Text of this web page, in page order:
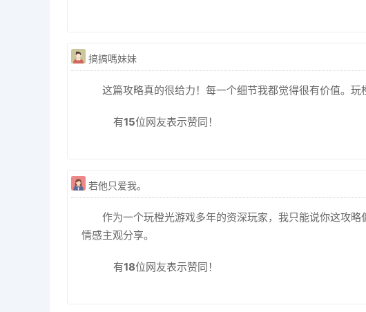
搞搞嗎妹妹
这篇攻略真的很给力！每一个细节我都觉得很有价值。
有15位网友表示赞同！
若他只爱我。
作为一个玩橙光游戏多年的资深玩家，我只能说你这攻
情感主观分享。
有18位网友表示赞同！